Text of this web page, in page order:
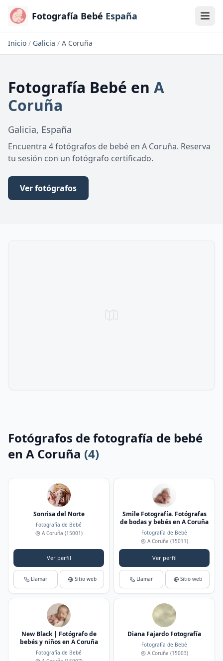
Fotografía Bebé España
Inicio / Galicia / A Coruña
Fotografía Bebé en A
Coruña
Galicia, España
Encuentra 4 fotógrafos de bebé en A Coruña. Reserva
tu sesión con un fotógrafo certificado.
Ver fotógrafos
Fotógrafos de fotografía de bebé
en A Coruña (4)
Sonrisa del Norte
Fotografía de Bebé
A Coruña (15001)
Ver perfil
Llamar Sitio web
Smile Fotografía. Fotógrafas
de bodas y bebés en A Coruña
Fotografía de Bebé
A Coruña (15011)
Ver perfil
Llamar Sitio web
New Black | Fotógrafo de
bebés y niños en A Coruña
Fotografía de Bebé
Diana Fajardo Fotografía
Fotografía de Bebé
A Coruña (15003)